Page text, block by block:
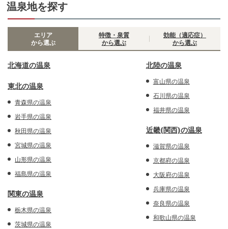
温泉地を探す
エリア
から選ぶ
特徴・泉質
から選ぶ
効能（適応症）
から選ぶ
北海道の温泉
東北の温泉
青森県の温泉
岩手県の温泉
秋田県の温泉
宮城県の温泉
山形県の温泉
福島県の温泉
関東の温泉
栃木県の温泉
茨城県の温泉
北陸の温泉
富山県の温泉
石川県の温泉
福井県の温泉
近畿(関西)の温泉
滋賀県の温泉
京都府の温泉
大阪府の温泉
兵庫県の温泉
奈良県の温泉
和歌山県の温泉